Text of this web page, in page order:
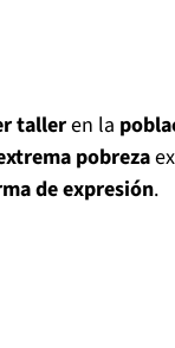
talleren la
pobreza
de expresión.